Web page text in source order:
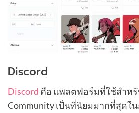
Discord
Discord คือ แพลตฟอร์มที่ใช้สำหรั
Community เป็นที่นิยมมากที่สุดใ